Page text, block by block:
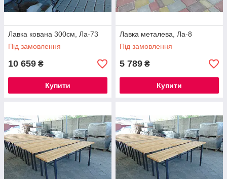
Лавка кована 300см, Ла-73
Під замовлення
10 659 ₴
Купити
Лавка металева, Ла-8
Під замовлення
5 789 ₴
Купити